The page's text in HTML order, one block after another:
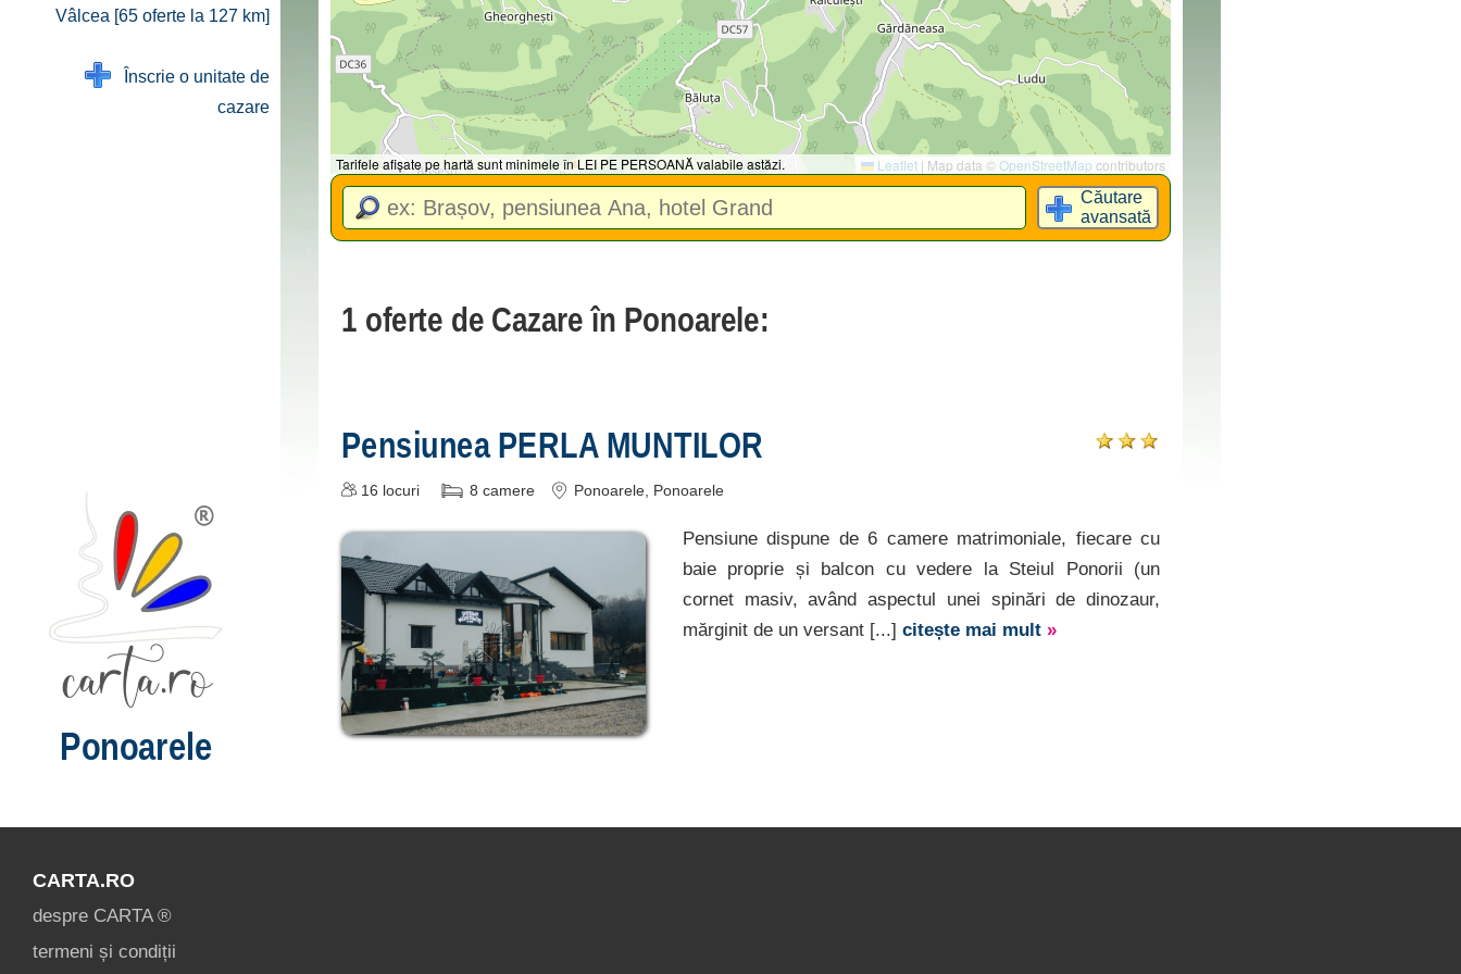
Tarifele afișate pe hartă sunt minimele în LEI PE PERSOANĂ valabile astăzi. Leaflet | Map data ©OpenStreetMap contributors
Căutare
avansată
1 oferte de Cazare în Ponoarele:
Pensiunea PERLA MUNTILOR
16 locuri 8 camere Ponoarele , Ponoarele
Pensiune dispune de 6 camere matrimoniale, fiecare cu
baie proprie și balcon cu vedere la Steiul Ponorii (un
cornet masiv, având aspectul unei spinări de dinozaur,
mărginit de un versant [...] citește mai mult »
Vâlcea [65 oferte la 127 km]
Înscrie o unitate de
cazare
Ponoarele
CARTA.RO
despre CARTA ®
termeni și condiții